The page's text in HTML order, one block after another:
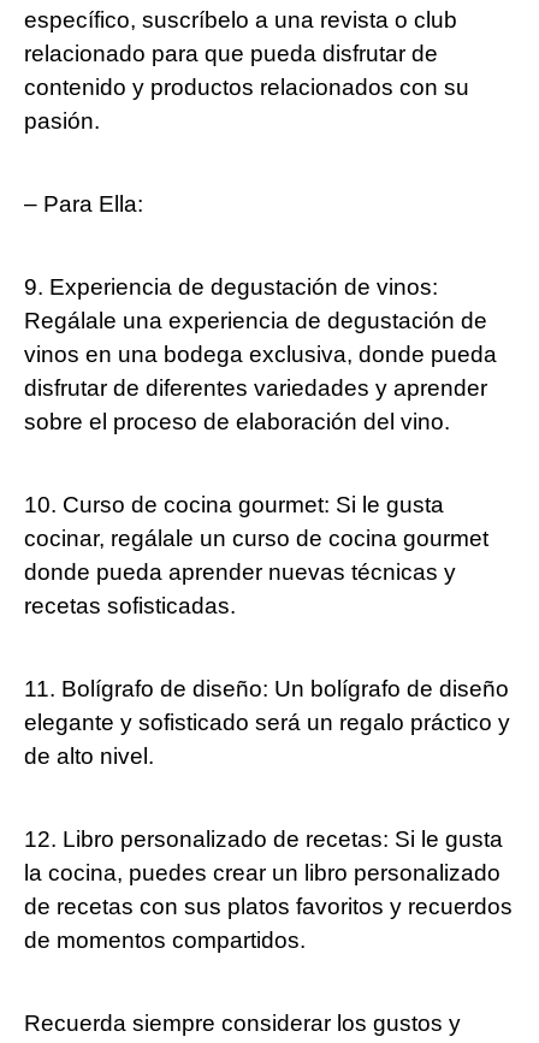
específico, suscríbelo a una revista o club
relacionado para que pueda disfrutar de
contenido y productos relacionados con su
pasión.
– Para Ella:
9. Experiencia de degustación de vinos:
Regálale una experiencia de degustación de
vinos en una bodega exclusiva, donde pueda
disfrutar de diferentes variedades y aprender
sobre el proceso de elaboración del vino.
10. Curso de cocina gourmet: Si le gusta
cocinar, regálale un curso de cocina gourmet
donde pueda aprender nuevas técnicas y
recetas sofisticadas.
11. Bolígrafo de diseño: Un bolígrafo de diseño
elegante y sofisticado será un regalo práctico y
de alto nivel.
12. Libro personalizado de recetas: Si le gusta
la cocina, puedes crear un libro personalizado
de recetas con sus platos favoritos y recuerdos
de momentos compartidos.
Recuerda siempre considerar los gustos y